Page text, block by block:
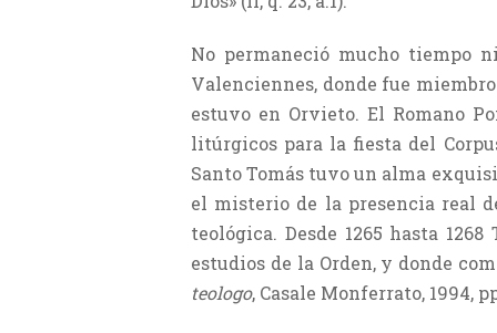
No permaneció mucho tiempo
Valenciennes, donde fue
estuvo en Orvieto. El Romano
litúrgicos para la fiesta del
Santo Tomás tuvo un alma
el misterio de la presencia real
teológica. Desde 1265 hasta
estudios de la Orden, y donde
teologo, Casale Monferrato, 1994,